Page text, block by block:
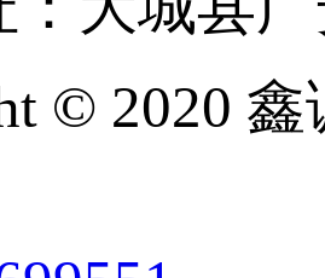
© 2020